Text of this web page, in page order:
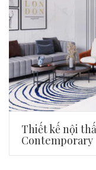
Thiết kế nội
Contemporary